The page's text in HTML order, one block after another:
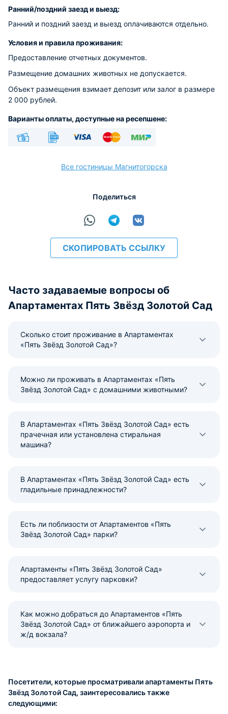
Ранний/поздний заезд и выезд:
Ранний и поздний заезд и выезд оплачиваются отдельно.
Условия и правила проживания:
Предоставление отчетных документов.
Размещение домашних животных не допускается.
Объект размещения взимает депозит или залог в размере
2 000 рублей.
Варианты оплаты, доступные на ресепшене:
Все гостиницы Магнитогорска
Поделиться
СКОПИРОВАТЬ ССЫЛКУ
Часто задаваемые вопросы об
Апартаментах Пять Звёзд Золотой Сад
Сколько стоит проживание в Апартаментах
«Пять Звёзд Золотой Сад»?
Можно ли проживать в Апартаментах «Пять
Звёзд Золотой Сад» с домашними животными?
В Апартаментах «Пять Звёзд Золотой Сад» есть
прачечная или установлена стиральная
машина?
В Апартаментах «Пять Звёзд Золотой Сад» есть
гладильные принадлежности?
Есть ли поблизости от Апартаментов «Пять
Звёзд Золотой Сад» парки?
Апартаменты «Пять Звёзд Золотой Сад»
предоставляет услугу парковки?
Как можно добраться до Апартаментов «Пять
Звёзд Золотой Сад» от ближайшего аэропорта и
ж/д вокзала?
Посетители, которые просматривали апартаменты Пять
Звёзд Золотой Сад, заинтересовались также
следующими: